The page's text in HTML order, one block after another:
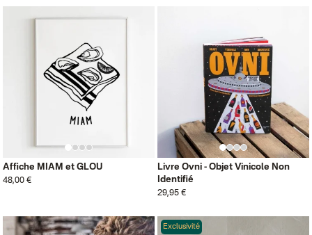
Affiche MIAM et GLOU
48,00 €
Livre Ovni - Objet Vinicole Non
Identifié
29,95 €
Exclusivité